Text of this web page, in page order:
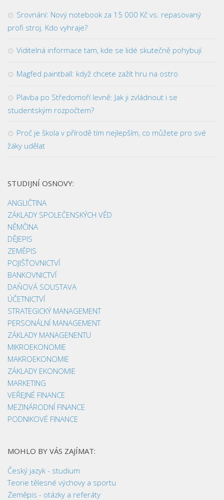
Srovnání: Nový notebook za 15 000 Kč vs. repasovaný
profi stroj. Kdo vyhraje?
Viditelná informace tam, kde se lidé skutečně pohybují
Magfed paintball: když chcete zažít hru na ostro
Plavba po Středomoří levně: Jak ji zvládnout i se
studentským rozpočtem?
Proč je škola v přírodě tím nejlepším, co můžete pro své
žáky udělat
STUDIJNÍ OSNOVY:
ANGLIČTINA
ZÁKLADY SPOLEČENSKÝCH VĚD
NĚMČINA
DĚJEPIS
ZEMĚPIS
POJIŠŤOVNICTVÍ
BANKOVNICTVÍ
DAŇOVÁ SOUSTAVA
ÚČETNICTVÍ
STRATEGICKÝ MANAGEMENT
PERSONÁLNÍ MANAGEMENT
ZÁKLADY MANAGENENTU
MIKROEKONOMIE
MAKROEKONOMIE
ZÁKLADY EKONOMIE
MARKETING
VEŘEJNÉ FINANCE
MEZINÁRODNÍ FINANCE
PODNIKOVÉ FINANCE
MOHLO BY VÁS ZAJÍMAT:
Český jazyk - studium
Teorie tělesné výchovy a sportu
Zeměpis - otázky a referáty